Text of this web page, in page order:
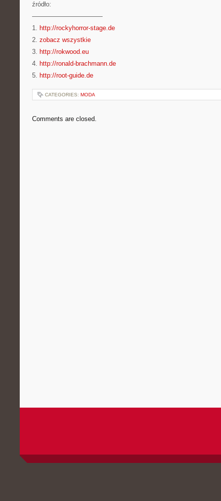
źródło:
———————————
1. http://rockyhorror-stage.de
2. zobacz wszystkie
3. http://rokwood.eu
4. http://ronald-brachmann.de
5. http://root-guide.de
CATEGORIES: MODA
Comments are closed.